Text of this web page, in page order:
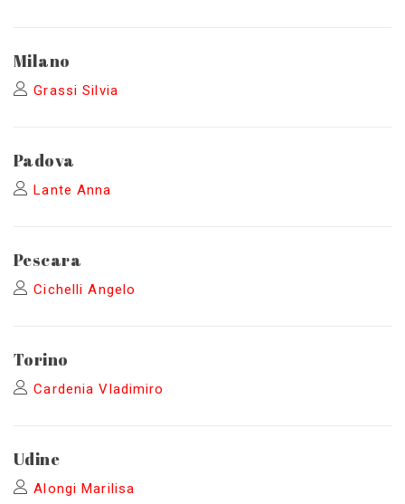
Milano
Grassi Silvia
Padova
Lante Anna
Pescara
Cichelli Angelo
Torino
Cardenia Vladimiro
Udine
Alongi Marilisa